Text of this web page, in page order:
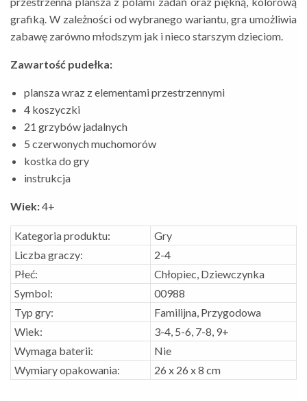
grafiką. W zależności od wybranego wariantu, gra umożliwia
zabawę zarówno młodszym jak i nieco starszym dzieciom.
Zawartość pudełka:
plansza wraz z elementami przestrzennymi
4 koszyczki
21 grzybów jadalnych
5 czerwonych muchomorów
kostka do gry
instrukcja
Wiek:4+
Kategoria produktu:
Gry
Liczba graczy:
2-4
Płeć:
Chłopiec, Dziewczynka
Symbol:
00988
Typ gry:
Familijna, Przygodowa
Wiek:
3-4, 5-6, 7-8, 9+
Wymaga baterii:
Nie
Wymiary opakowania:
26 x 26 x 8 cm